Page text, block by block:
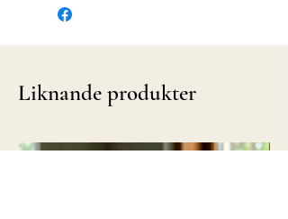
Liknande produkter